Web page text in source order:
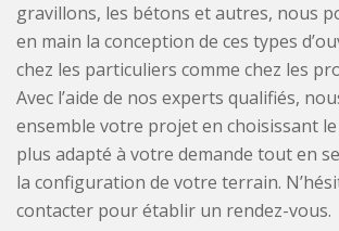
gravillons, les bétons et autres, nous
en main la conception de ces types
chez les particuliers comme chez les
Avec l’aide de nos experts qualifiés,
ensemble votre projet en choisissant
plus adapté à votre demande tout en
la configuration de votre terrain.
contacter pour établir un rendez-vous.